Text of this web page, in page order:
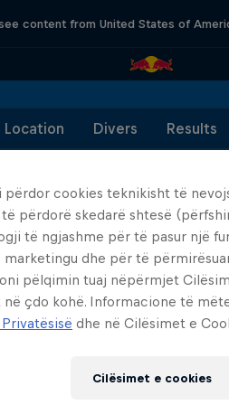
content from United States of
Location Divers Results
Partnerë
përdor cookies teknikisht të
përdorë skedarë shtesë
të ngjashme për të pasur një
dhe për të
pëlqimin tuaj nëpërmjet
çdo kohë. Informacione të
dhe në Cilësimet e
Cilësimet e cookies